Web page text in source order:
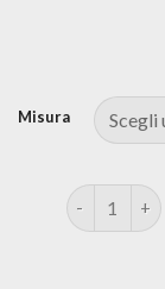
Misura
cardigan